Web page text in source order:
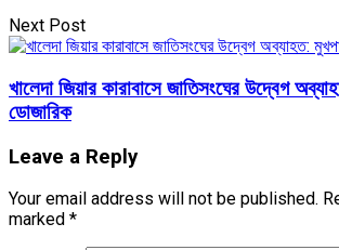
Next Post
খালেদা জিয়ার কারাবাসে জাতিসংঘের উদ্বেগ
ডোজারিক
Leave a Reply
Your email address will not be published.
marked *